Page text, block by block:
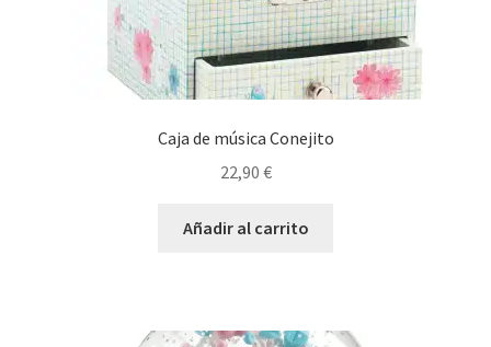
Caja de música Conejito
22,90 €
Añadir al carrito